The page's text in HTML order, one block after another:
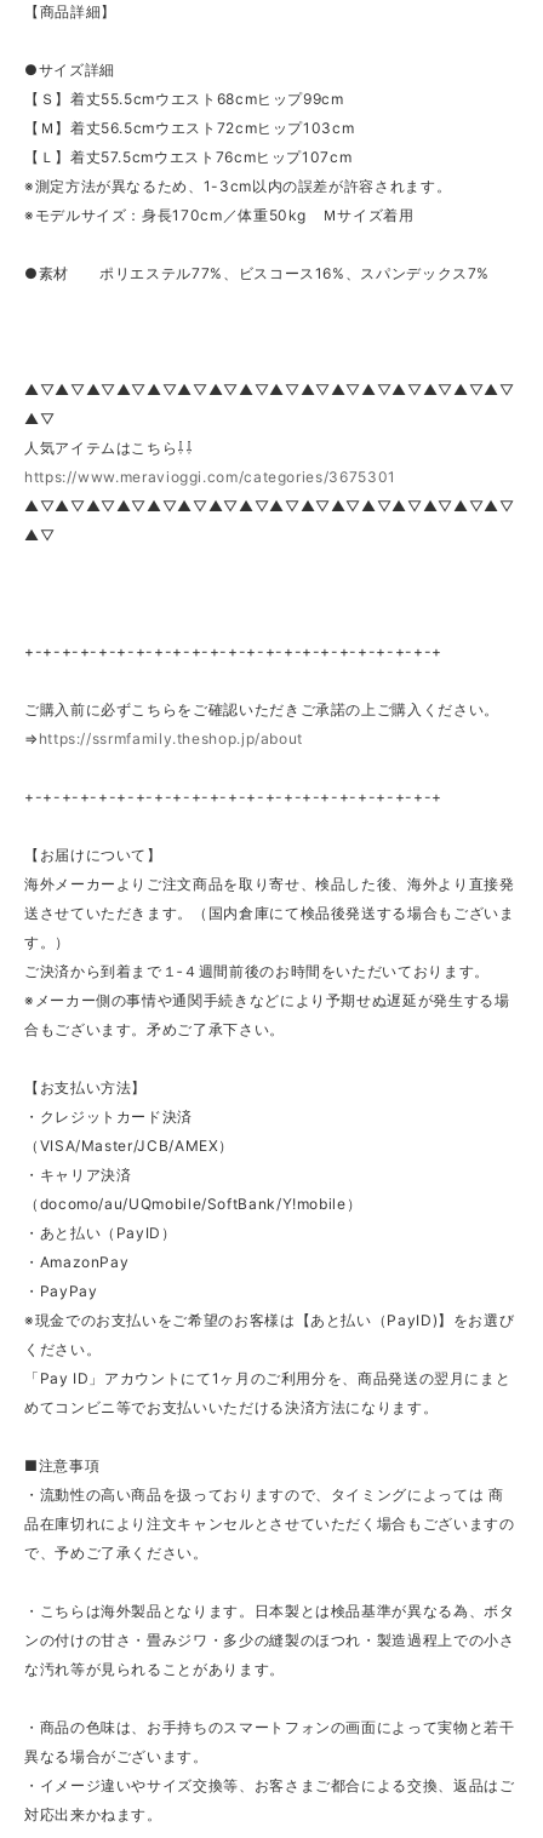
【商品詳細】
●サイズ詳細
【Ｓ】着丈55.5cmウエスト68cmヒップ99cm
【Ｍ】着丈56.5cmウエスト72cmヒップ103cm
【Ｌ】着丈57.5cmウエスト76cmヒップ107cm
※測定方法が異なるため、1-3cm以内の誤差が許容されます。
※モデルサイズ：身長170cm／体重50kg Ｍサイズ着用
●素材 ポリエステル77%、ビスコース16%、スパンデックス7%
▲▽▲▽▲▽▲▽▲▽▲▽▲▽▲▽▲▽▲▽▲▽▲▽▲▽▲▽▲▽▲▽
▲▽
人気アイテムはこちら⇩⇩
https://www.meravioggi.com/categories/3675301
▲▽▲▽▲▽▲▽▲▽▲▽▲▽▲▽▲▽▲▽▲▽▲▽▲▽▲▽▲▽▲▽
▲▽
+-+-+-+-+-+-+-+-+-+-+-+-+-+-+-+-+-+-+-+-+-+-+
ご購入前に必ずこちらをご確認いただきご承諾の上ご購入ください。
⇒ https://ssrmfamily.theshop.jp/about
+-+-+-+-+-+-+-+-+-+-+-+-+-+-+-+-+-+-+-+-+-+-+
【お届けについて】
海外メーカーよりご注文商品を取り寄せ、検品した後、海外より直接発
送させていただきます。（国内倉庫にて検品後発送する場合もございま
す。）
ご決済から到着まで１‐４週間前後のお時間をいただいております。
※メーカー側の事情や通関手続きなどにより予期せぬ遅延が発生する場
合もございます。矛めご了承下さい。
【お支払い方法】
・クレジットカード決済
（VISA/Master/JCB/AMEX）
・キャリア決済
（docomo/au/UQmobile/SoftBank/Y!mobile）
・あと払い（PayID）
・AmazonPay
・PayPay
※現金でのお支払いをご希望のお客様は【あと払い（PayID)】をお選び
ください。
「Pay ID」アカウントにて1ヶ月のご利用分を、商品発送の翌月にまと
めてコンビニ等でお支払いいただける決済方法になります。
■注意事項
・流動性の高い商品を扱っておりますので、タイミングによっては 商
品在庫切れにより注文キャンセルとさせていただく場合もございますの
で、予めご了承ください。
・こちらは海外製品となります。日本製とは検品基準が異なる為、ボタ
ンの付けの甘さ・畳みジワ・多少の縫製のほつれ・製造過程上での小さ
な汚れ等が見られることがあります。
・商品の色味は、お手持ちのスマートフォンの画面によって実物と若干
異なる場合がございます。
・イメージ違いやサイズ交換等、お客さまご都合による交換、返品はご
対応出来かねます。